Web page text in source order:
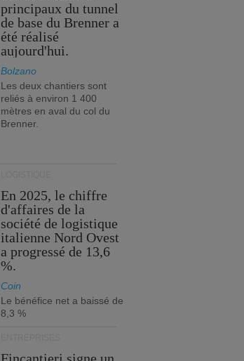
principaux du tunnel
de base du Brenner a
été réalisé
aujourd'hui.
Bolzano
Les deux chantiers sont
reliés à environ 1 400
mètres en aval du col du
Brenner.
En 2025, le chiffre
d'affaires de la
société de logistique
italienne Nord Ovest
a progressé de 13,6
%.
Coin
Le bénéfice net a baissé de
8,3 %